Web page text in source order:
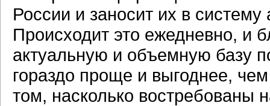
России и заносит их в
Происходит это ежедневно, и
актуальную и объемную базу
гораздо проще и выгоднее,
том, насколько востребованы